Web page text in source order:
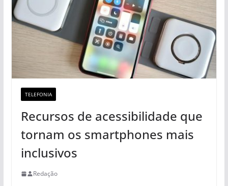
TELEFONIA
Recursos de acessibilidade que
tornam os smartphones mais
inclusivos
Redação